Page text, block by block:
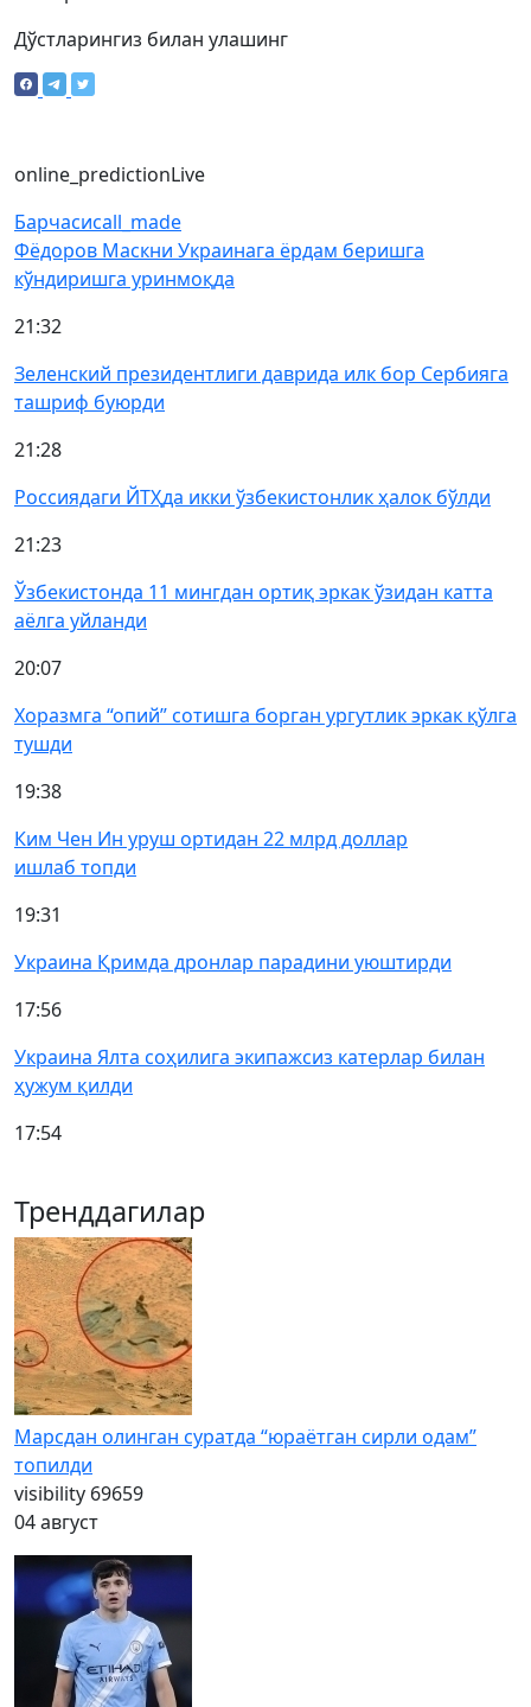
Дўстларингиз билан улашинг
online_predictionLive
Барчасиcall_made
Фёдоров Маскни Украинага ёрдам беришга
кўндиришга уринмоқда
21:32
Зеленский президентлиги даврида илк бор Сербияга
ташриф буюрди
21:28
Россиядаги ЙТҲда икки ўзбекистонлик ҳалок бўлди
21:23
Ўзбекистонда 11 мингдан ортиқ эркак ўзидан катта
аёлга уйланди
20:07
Хоразмга “опий” сотишга борган ургутлик эркак қўлга
тушди
19:38
Ким Чен Ин уруш ортидан 22 млрд доллар
ишлаб топди
19:31
Украина Қримда дронлар парадини уюштирди
17:56
Украина Ялта соҳилига экипажсиз катерлар билан
ҳужум қилди
17:54
Тренддагилар
Марсдан олинган суратда “юраётган сирли одам”
топилди
visibility 69659
04 август